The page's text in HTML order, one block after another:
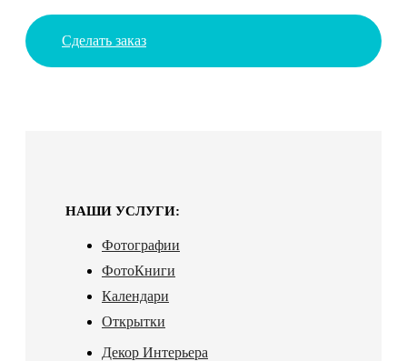
Сделать заказ
НАШИ УСЛУГИ:
Фотографии
ФотоКниги
Календари
Открытки
Декор Интерьера